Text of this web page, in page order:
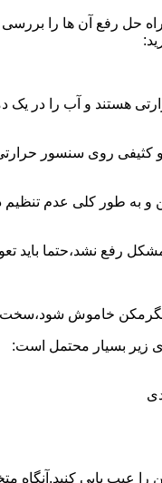
حل رفع آن ها را
هستند و آب را در
کثیفی روی سنسور
و به طور کلی عدم
رفع نشد،حتما باید
آبگرمکن خاموش
زیر بسیار محتمل است:
عیب یابی